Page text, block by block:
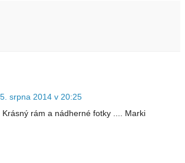
srpna 2014 v 20:25
Krásný rám a nádherné fotky .... Marki